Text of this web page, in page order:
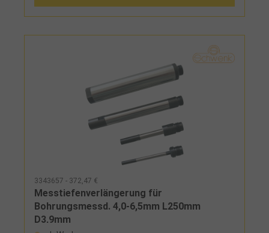
3343657 - 372,47 €
Messtiefenverlängerung für
Bohrungsmessd. 4,0-6,5mm L250mm
D3,9mm